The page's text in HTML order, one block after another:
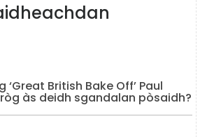
British Bake Off’ Paul
às deidh sgandalan pòsaidh?